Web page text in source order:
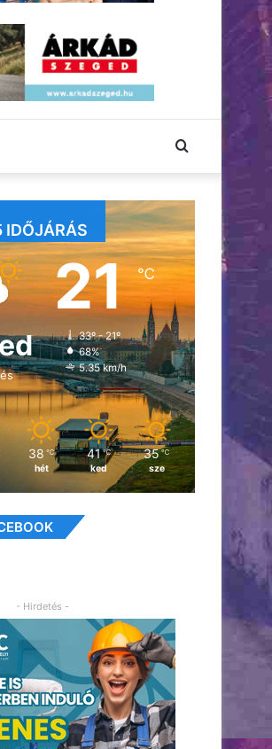
Keresés:
IDŐJÁRÁS
21℃
33º - 21º
68%
5.35 km/h
38 ℃
hét
41 ℃
ked
35 ℃
sze
- Hirdetés -